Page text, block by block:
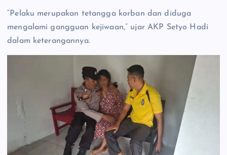
“Pelaku merupakan tetangga korban dan diduga
mengalami gangguan kejiwaan,” ujar AKP Setyo Hadi
dalam keterangannya.